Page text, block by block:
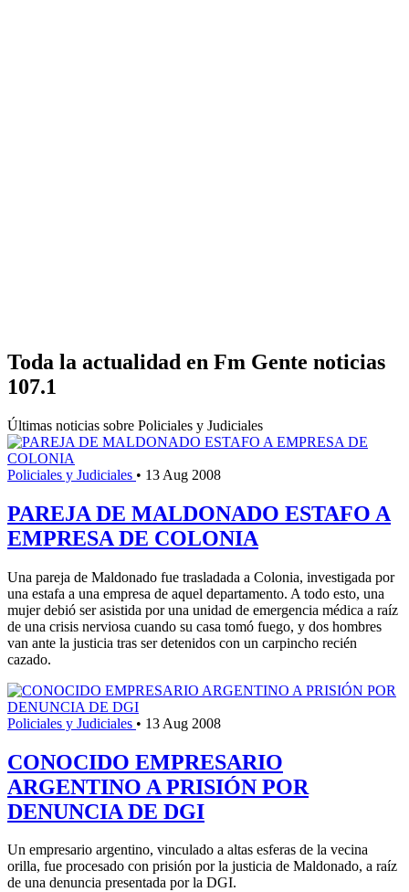
Toda la actualidad en Fm Gente noticias
107.1
Últimas noticias sobre Policiales y Judiciales
Policiales y Judiciales • 13 Aug 2008
PAREJA DE MALDONADO ESTAFO A
EMPRESA DE COLONIA
Una pareja de Maldonado fue trasladada a Colonia, investigada por
una estafa a una empresa de aquel departamento. A todo esto, una
mujer debió ser asistida por una unidad de emergencia médica a raíz
de una crisis nerviosa cuando su casa tomó fuego, y dos hombres
van ante la justicia tras ser detenidos con un carpincho recién
cazado.
Policiales y Judiciales • 13 Aug 2008
CONOCIDO EMPRESARIO
ARGENTINO A PRISIÓN POR
DENUNCIA DE DGI
Un empresario argentino, vinculado a altas esferas de la vecina
orilla, fue procesado con prisión por la justicia de Maldonado, a raíz
de una denuncia presentada por la DGI.